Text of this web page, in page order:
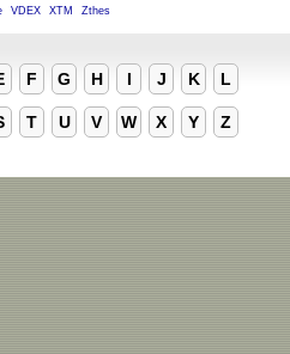
VDEX XTM Zthes
F G H I J K L
T U V W X Y Z